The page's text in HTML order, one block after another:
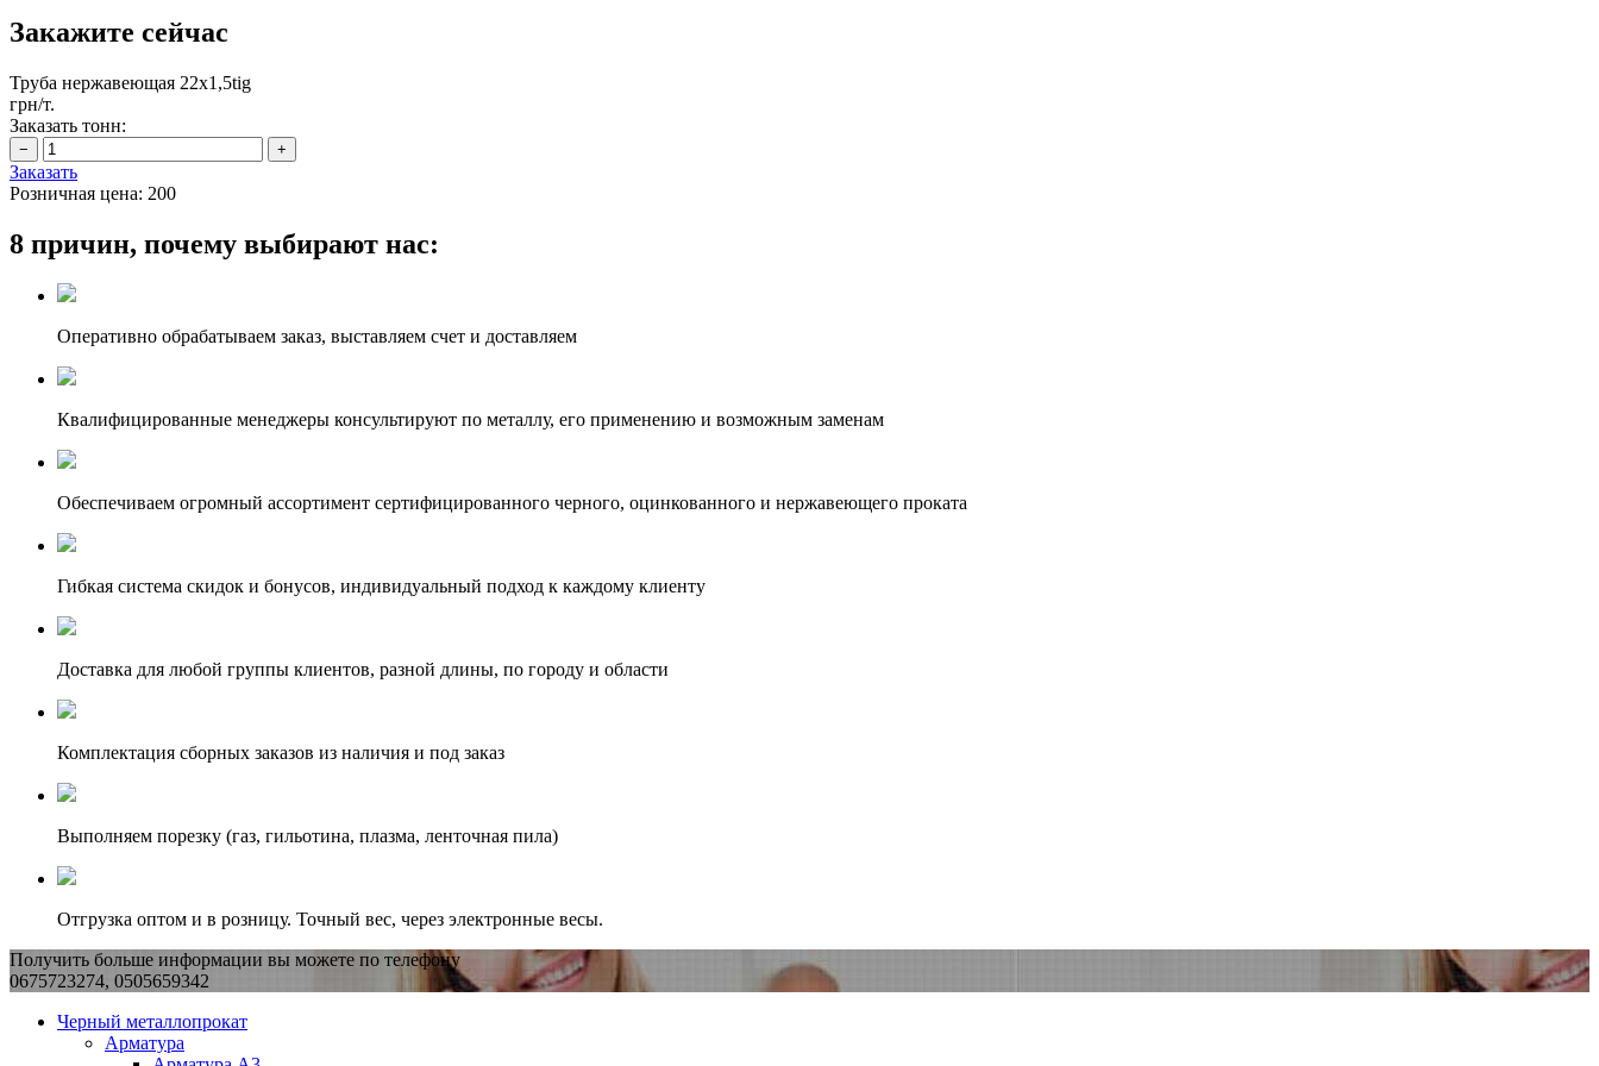
Закажите сейчас
Труба нержавеющая 22х1,5tig
грн/т.
Заказать тонн:
Заказать
Розничная цена: 200
8 причин, почему выбирают нас:
Оперативно обрабатываем заказ, выставляем счет и доставляем
Квалифицированные менеджеры консультируют по металлу, его применению и возможным заменам
Обеспечиваем огромный ассортимент сертифицированного черного, оцинкованного и нержавеющего проката
Гибкая система скидок и бонусов, индивидуальный подход к каждому клиенту
Доставка для любой группы клиентов, разной длины, по городу и области
Комплектация сборных заказов из наличия и под заказ
Выполняем порезку (газ, гильотина, плазма, ленточная пила)
Отгрузка оптом и в розницу. Точный вес, через электронные весы.
Получить больше информации вы можете по телефону
0675723274, 0505659342
Черный металлопрокат
Арматура